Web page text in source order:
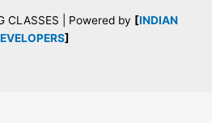
| Powered by [INDIAN
]